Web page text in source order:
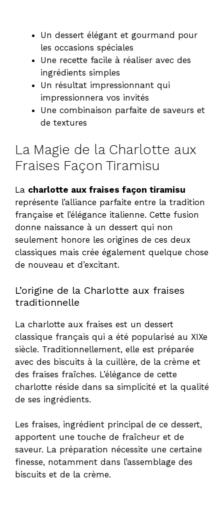
Un dessert élégant et gourmand pour
les occasions spéciales
Une recette facile à réaliser avec des
ingrédients simples
Un résultat impressionnant qui
impressionnera vos invités
Une combinaison parfaite de saveurs et
de textures
La Magie de la Charlotte aux
Fraises Façon Tiramisu
La charlotte aux fraises façon tiramisu
représente l’alliance parfaite entre la tradition
française et l’élégance italienne. Cette fusion
donne naissance à un dessert qui non
seulement honore les origines de ces deux
classiques mais crée également quelque chose
de nouveau et d’excitant.
L’origine de la Charlotte aux fraises
traditionnelle
La charlotte aux fraises est un dessert
classique français qui a été popularisé au XIXe
siècle. Traditionnellement, elle est préparée
avec des biscuits à la cuillère, de la crème et
des fraises fraîches. L’élégance de cette
charlotte réside dans sa simplicité et la qualité
de ses ingrédients.
Les fraises, ingrédient principal de ce dessert,
apportent une touche de fraîcheur et de
saveur. La préparation nécessite une certaine
finesse, notamment dans l’assemblage des
biscuits et de la crème.